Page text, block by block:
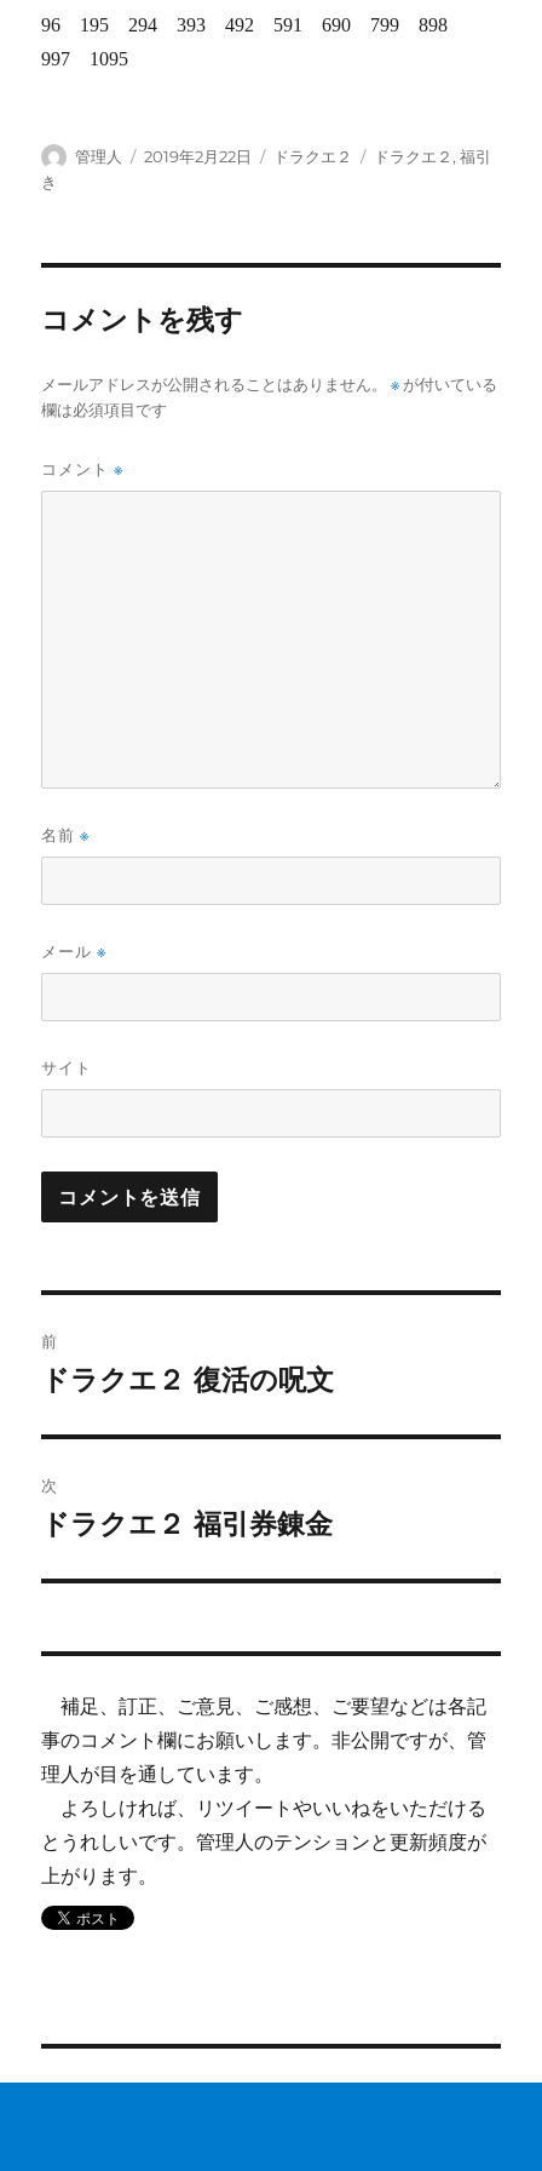
96 195 294 393 492 591 690 799 898
997 1095
投
管理人
投
2019年2月22日
カ
ドラクエ２
タ
ドラクエ２ ,福引
き
コメントを残す
メールアドレスが公開されることはありません。 ※ が付いている
欄は必須項目です
コメント※
名前※
メール※
サイト
稿
ビ
ゲ
ー
ン
前
前
投
稿:
ドラクエ２ 復活の呪文
次
次
投
ドラクエ２ 福引券錬金
補足、訂正、ご意見、ご感想、ご要望などは各記
事のコメント欄にお願いします。非公開ですが、管
理人が目を通しています。
よろしければ、リツイートやいいねをいただける
とうれしいです。管理人のテンションと更新頻度が
上がります。